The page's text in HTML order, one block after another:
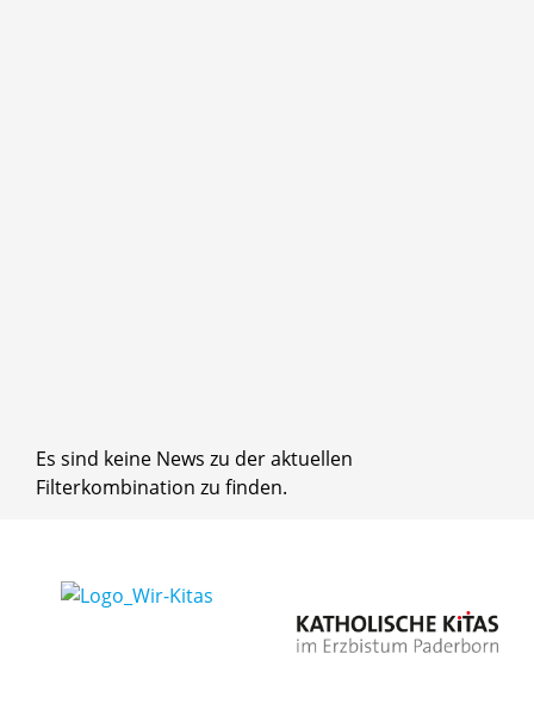
Es sind keine News zu der aktuellen
Filterkombination zu finden.